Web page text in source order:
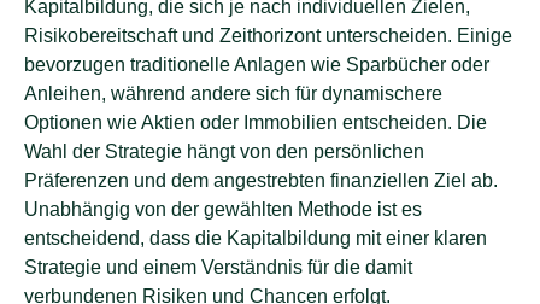
Kapitalbildung, die sich je nach individuellen Zielen,
Risikobereitschaft und Zeithorizont unterscheiden. Einige
bevorzugen traditionelle Anlagen wie Sparbücher oder
Anleihen, während andere sich für dynamischere
Optionen wie Aktien oder Immobilien entscheiden. Die
Wahl der Strategie hängt von den persönlichen
Präferenzen und dem angestrebten finanziellen Ziel ab.
Unabhängig von der gewählten Methode ist es
entscheidend, dass die Kapitalbildung mit einer klaren
Strategie und einem Verständnis für die damit
verbundenen Risiken und Chancen erfolgt.